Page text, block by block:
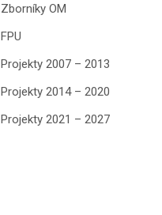
Zborníky OM
FPU
Projekty 2007 – 2013
Projekty 2014 – 2020
Projekty 2021 – 2027